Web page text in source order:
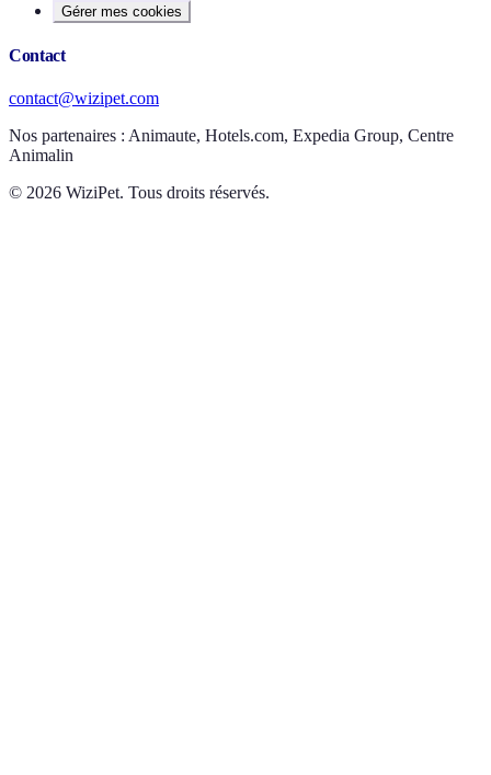
Gérer mes cookies
Contact
contact@wizipet.com
Nos partenaires : Animaute, Hotels.com, Expedia Group, Centre
Animalin
© 2026 WiziPet. Tous droits réservés.